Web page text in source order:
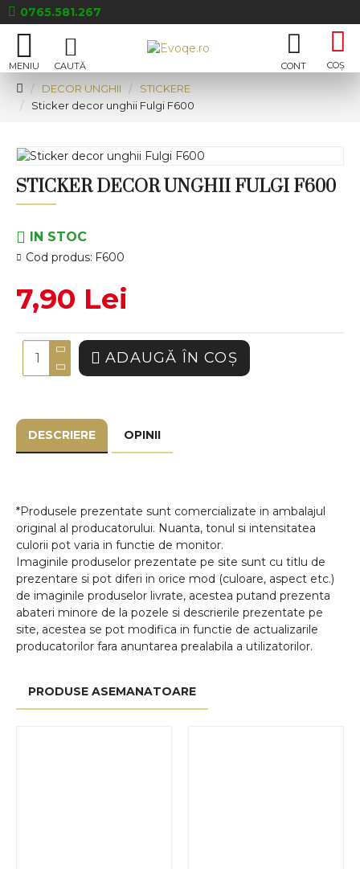
0765.581.267
DECOR UNGHII
STICKERE
Sticker decor unghii Fulgi F600
STICKER DECOR UNGHII FULGI F600
IN STOC
Cod produs: F600
7,90 Lei
ADAUGĂ ÎN COŞ
DESCRIERE OPINII
*Produsele prezentate sunt comercializate in ambalajul
original al producatorului. Nuanta, tonul si intensitatea
culorii pot varia in functie de monitor.
Imaginile produselor prezentate pe site sunt cu titlu de
prezentare si pot diferi in orice mod (culoare, aspect etc.)
de imaginile produselor livrate, acestea putand prezenta
abateri minore de la pozele si descrierile prezentate pe
site, acestea se pot modifica in functie de actualizarile
producatorilor fara anuntarea prealabila a utilizatorilor.
PRODUSE ASEMANATOARE